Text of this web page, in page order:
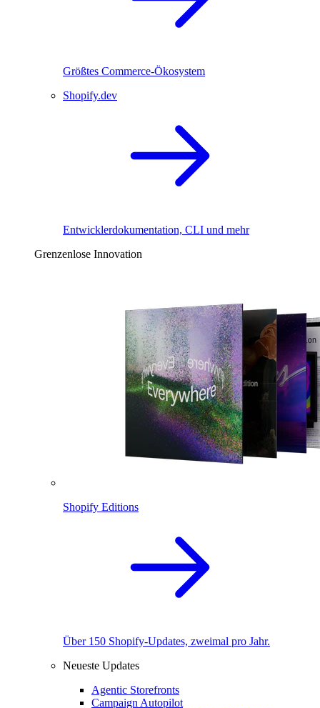
Größtes Commerce-Ökosystem
Shopify.dev
Entwicklerdokumentation, CLI und mehr
Grenzenlose Innovation
Shopify Editions
Über 150 Shopify-Updates, zweimal pro Jahr.
Neueste Updates
Agentic Storefronts
Campaign Autopilot